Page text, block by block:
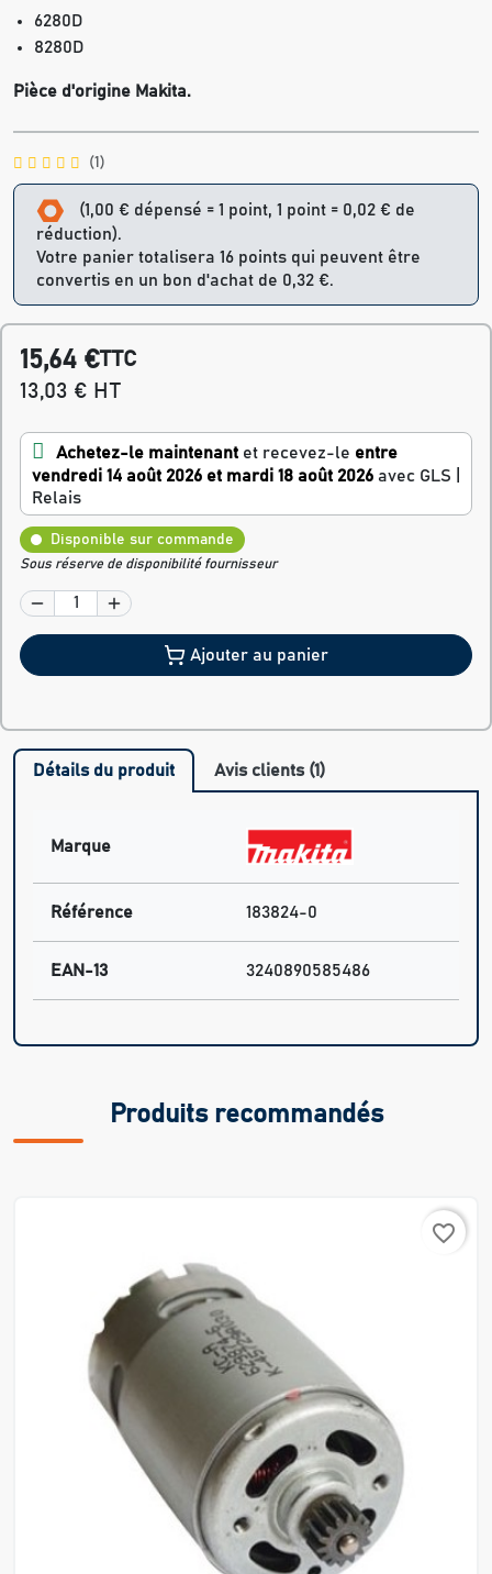
6280D
8280D
Pièce d'origine Makita.
(1)
(1,00 € dépensé = 1 point, 1 point = 0,02 € de
réduction).
Votre panier totalisera 16 points qui peuvent être
convertis en un bon d'achat de 0,32 €.
15,64 €TTC
13,03 € HT
Achetez-le maintenant et recevez-le entre
vendredi 14 août 2026 et mardi 18 août 2026 avec GLS |
Relais
Disponible sur commande
Sous réserve de disponibilité fournisseur
Ajouter au panier
Détails du produit Avis clients (1)
Marque
Référence 183824-0
EAN-13 3240890585486
Produits recommandés
favorite_border